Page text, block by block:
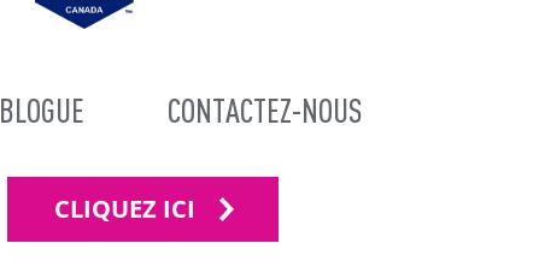
BLOGUE CONTACTEZ-NOUS
CLIQUEZ ICI